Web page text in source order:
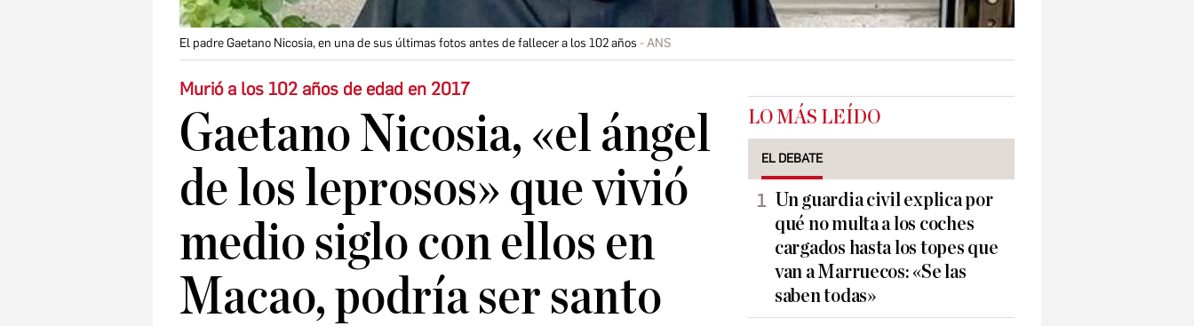
El padre Gaetano Nicosia, en una de sus últimas fotos antes de fallecer a los 102 años ANS
Murió a los 102 años de edad en 2017
Gaetano Nicosia, «el ángel
de los leprosos» que vivió
medio siglo con ellos en
Macao, podría ser santo
LO MÁS LEÍDO
EL DEBATE
Un guardia civil explica por
qué no multa a los coches
cargados hasta los topes que
van a Marruecos: «Se las
saben todas»